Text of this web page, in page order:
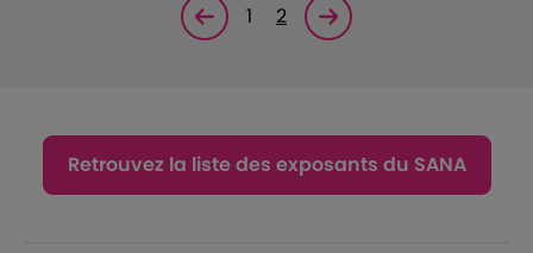
Page précédente
1 2 Page suivante<
Retrouvez la liste des exposants du SANA